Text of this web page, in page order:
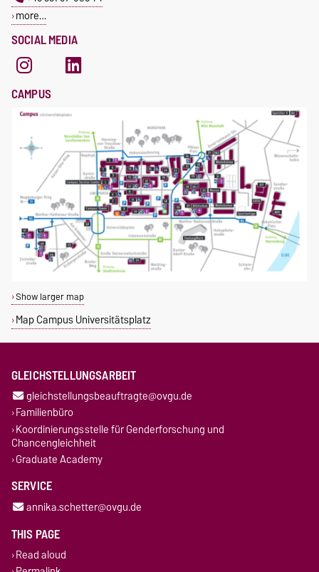
SOCIAL MEDIA
more…
CAMPUS
Show larger map
Map Campus Universitätsplatz
GLEICHSTELLUNGSARBEIT
gleichstellungsbeauftragte@ovgu.de
Familienbüro
Koordinierungsstelle für Genderforschung und
Chancengleichheit
Graduate Academy
SERVICE
annika.schetter@ovgu.de
THIS PAGE
Read aloud